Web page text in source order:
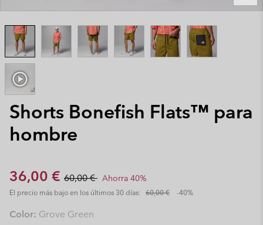
Shorts Bonefish Flats™ para
hombre
Sale price:
36,00 € Regular price:
60,00 € Ahorra 40%
El precio más bajo en los últimos 30 días: 60,00 € -40%
Color: Grove Green